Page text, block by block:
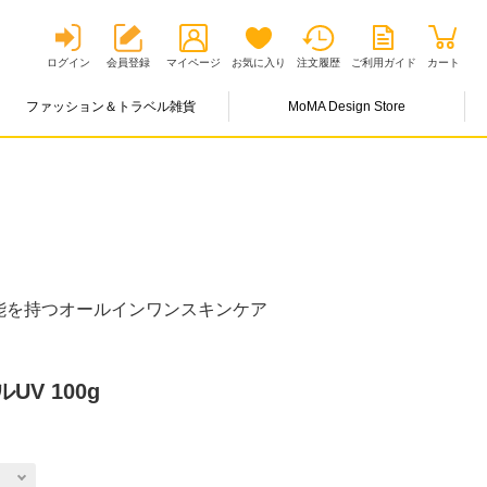
ログイン 会員登録 マイページ お気に入り 注文履歴 ご利用ガイド カート
ファッション＆トラベル雑貨 MoMA Design Store
持つオールインワンスキンケア
UV 100g